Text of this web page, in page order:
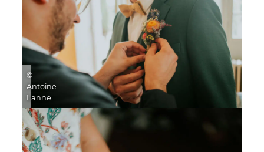
©
Antoine
Lanne